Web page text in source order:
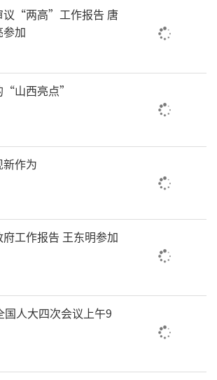
议“两高”工作报告 唐
加
山西亮点”
作为
工作报告 王东明参加
人大四次会议上午9